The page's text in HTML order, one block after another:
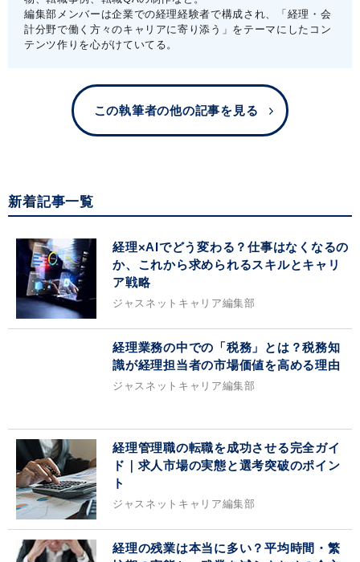
編集部メンバーは企業での経理経験者で構成され、「経理・会
計分野で働く方々のキャリアに寄り添う」をテーマにしたコン
テンツ作りを心がけていてる。
この執筆者の他の記事を見る
新着記事一覧
経理×AIでどう変わる？仕事はなくなるの
か、これから求められるスキルとキャリ
ア戦略
ジャスネットキャリア編集部
経理業務の中での「税務」とは？税務知
識が経理担当者の市場価値を高める理由
ジャスネットキャリア編集部
経理管理職の転職を成功させる完全ガイ
ド｜求人市場の実態と選考突破のポイン
ト
ジャスネットキャリア編集部
経理の残業は本当に多い？平均時間・繁